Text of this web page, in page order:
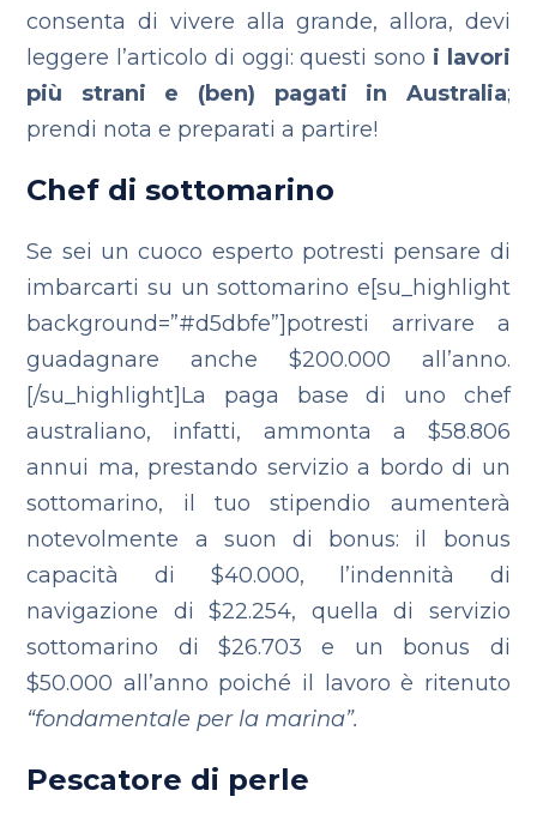
consenta di vivere alla grande, allora, devi
leggere l’articolo di oggi: questi sono i lavori
più strani e (ben) pagati in Australia;
prendi nota e preparati a partire!
Chef di sottomarino
Se sei un cuoco esperto potresti pensare di
imbarcarti su un sottomarino e[su_highlight
background=”#d5dbfe”]potresti arrivare a
guadagnare anche $200.000 all’anno.
[/su_highlight]La paga base di uno chef
australiano, infatti, ammonta a $58.806
annui ma, prestando servizio a bordo di un
sottomarino, il tuo stipendio aumenterà
notevolmente a suon di bonus: il bonus
capacità di $40.000, l’indennità di
navigazione di $22.254, quella di servizio
sottomarino di $26.703 e un bonus di
$50.000 all’anno poiché il lavoro è ritenuto
“fondamentale per la marina”.
Pescatore di perle